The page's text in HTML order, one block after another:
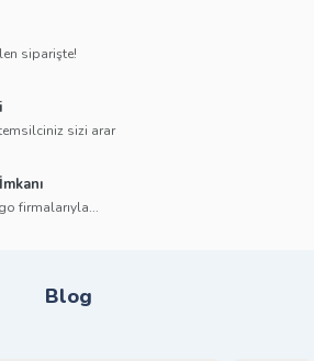
siparişte!
sizi arar
firmalarıyla...
Blog